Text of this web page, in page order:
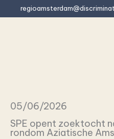
İçeriğe
05/06/2026
SPE opent zoektocht
rondom Aziatische